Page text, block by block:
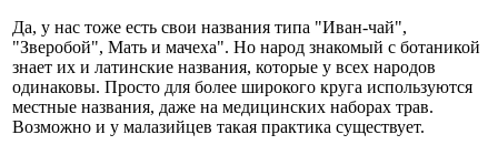
Да, у нас тоже есть свои названия типа "Иван-чай",
"Зверобой", Мать и мачеха". Но народ знакомый с ботаникой
знает их и латинские названия, которые у всех народов
одинаковы. Просто для более широкого круга используются
местные названия, даже на медицинских наборах трав.
Возможно и у малазийцев такая практика существует.